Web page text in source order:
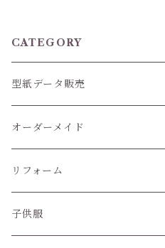
CATEGORY
型紙データ販売
オーダーメイド
ぬいぐるみ服
子供服
リフォーム
子供服